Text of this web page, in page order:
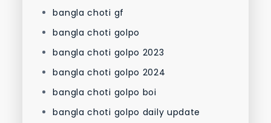
bangla choti gf
bangla choti golpo
bangla choti golpo 2023
bangla choti golpo 2024
bangla choti golpo boi
bangla choti golpo daily update